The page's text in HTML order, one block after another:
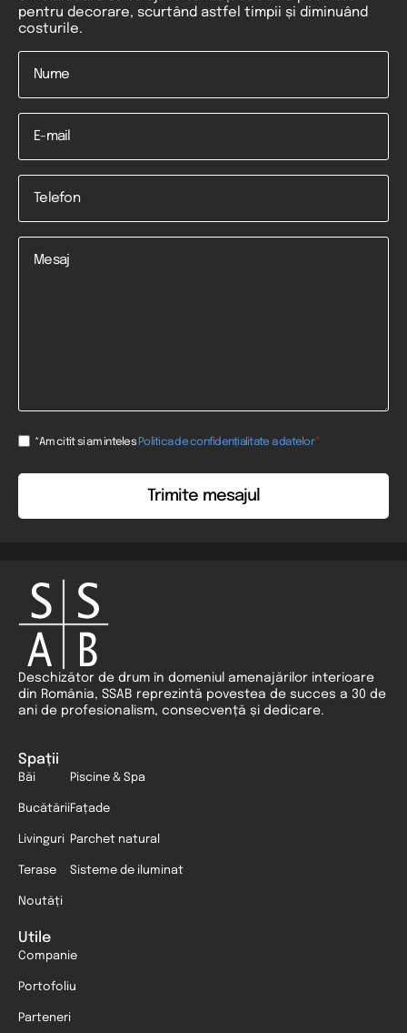
pentru decorare, scurtând astfel timpii și diminuând
costurile.
Nume
Email
Telefon
Mesaj
Consent
*Am citit si am inteles Politica de confidențialitate a datelor*
Deschizător de drum în domeniul amenajărilor interioare
din România, SSAB reprezintă povestea de succes a 30 de
ani de profesionalism, consecvență și dedicare.
Spații
Băi
Bucătării
Livinguri
Terase
Noutăți
Piscine & Spa
Fațade
Parchet natural
Sisteme de iluminat
Utile
Companie
Portofoliu
Parteneri